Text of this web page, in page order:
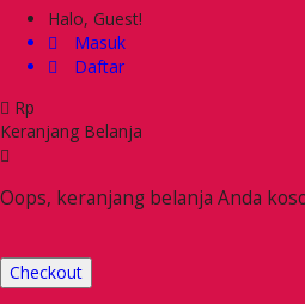
Halo, Guest!
Masuk
Daftar
Rp
Keranjang Belanja
Oops, keranjang belanja Anda
Checkout